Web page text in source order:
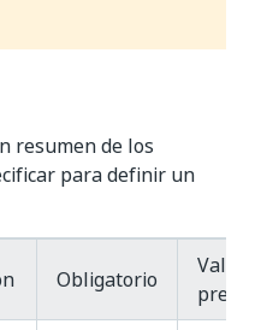
resumen de los
para definir un
Obligatorio
Valor